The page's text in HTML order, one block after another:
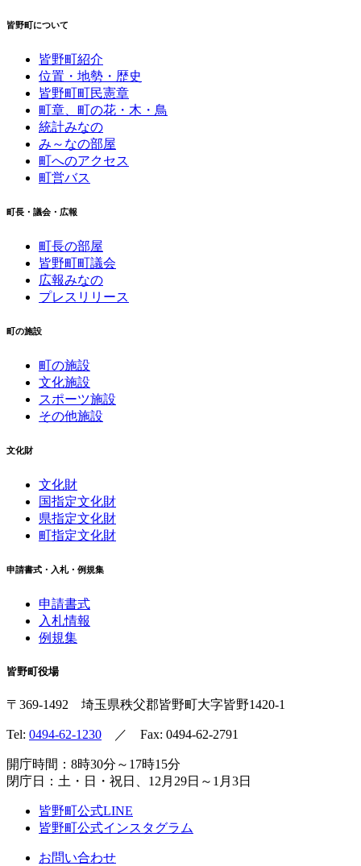
皆野町について
皆野町紹介
位置・地勢・歴史
皆野町町民憲章
町章、町の花・木・鳥
統計みなの
み～なの部屋
町へのアクセス
町営バス
町長・議会・広報
町長の部屋
皆野町町議会
広報みなの
プレスリリース
町の施設
町の施設
文化施設
スポーツ施設
その他施設
文化財
文化財
国指定文化財
県指定文化財
町指定文化財
申請書式・入札・例規集
申請書式
入札情報
例規集
皆野町役場
〒369-1492 埼玉県秩父郡皆野町 大字皆野1420-1
Tel: 0494-62-1230 ／ Fax: 0494-62-2791
開庁時間：8時30分～17時15分
閉庁日：土・日・祝日、12月29日～1月3日
皆野町公式LINE
皆野町公式インスタグラム
お問い合わせ